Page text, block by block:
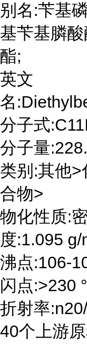
别名:苄基
基苄基膦
酯;
英文
名
分子式
分子量
类别:其他
合物>
物化性质:
度:1.095 g/
沸点:106-
闪点:>230
折射率
40个上游